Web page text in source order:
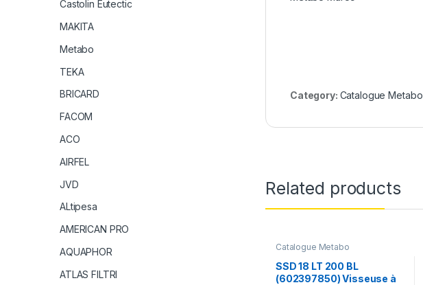
Category: Catalogue Metabo
Related products
Catalogue Metabo
SSD 18 LT 200 BL
(602397850) Visseuse à
Castolin Eutectic
MAKITA
Metabo
TEKA
BRICARD
FACOM
ACO
AIRFEL
JVD
ALtipesa
AMERICAN PRO
AQUAPHOR
ATLAS FILTRI